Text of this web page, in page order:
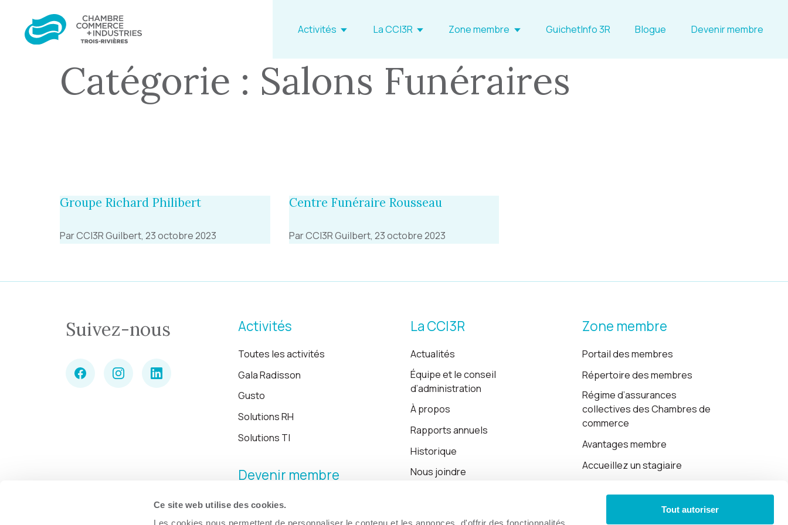
Ce site web utilise des cookies.
Tout autoriser
Activités La CCI3R Zone membre GuichetInfo 3R Blogue Devenir membre
Catégorie : Salons Funéraires
Groupe Richard Philibert
Par CCI3R Guilbert, 23 octobre 2023
Centre Funéraire Rousseau
Par CCI3R Guilbert, 23 octobre 2023
Suivez-nous Activités
Toutes les activités
Gala Radisson
Gusto
Solutions RH
Solutions TI
Devenir membre
La CCI3R
Actualités
Équipe et le conseil
d’administration
À propos
Rapports annuels
Historique
Nous joindre
Zone membre
Portail des membres
Répertoire des membres
Régime d’assurances
collectives des Chambres de
commerce
Avantages membre
Accueillez un stagiaire
Politique de confidentialité